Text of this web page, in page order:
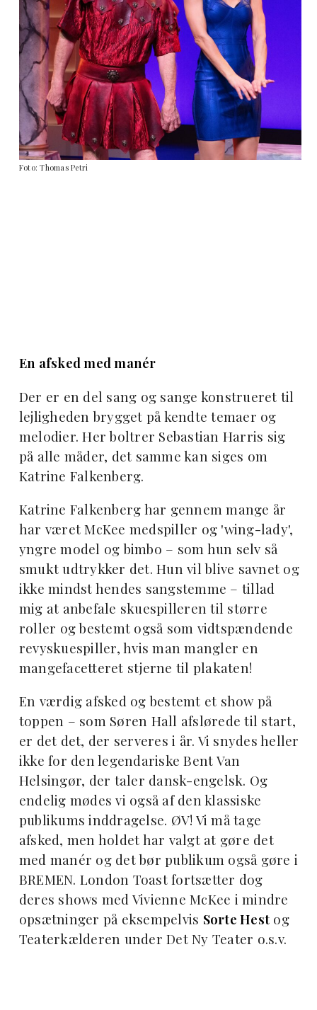
Foto: Thomas Petri
En afsked med manér
Der er en del sang og sange konstrueret til
lejligheden brygget på kendte temaer og
melodier. Her boltrer Sebastian Harris sig
på alle måder, det samme kan siges om
Katrine Falkenberg.
Katrine Falkenberg har gennem mange år
har været McKee medspiller og 'wing-lady',
yngre model og bimbo – som hun selv så
smukt udtrykker det. Hun vil blive savnet og
ikke mindst hendes sangstemme – tillad
mig at anbefale skuespilleren til større
roller og bestemt også som vidtspændende
revyskuespiller, hvis man mangler en
mangefacetteret stjerne til plakaten!
En værdig afsked og bestemt et show på
toppen – som Søren Hall afslørede til start,
er det det, der serveres i år. Vi snydes heller
ikke for den legendariske Bent Van
Helsingør, der taler dansk-engelsk. Og
endelig mødes vi også af den klassiske
publikums inddragelse. ØV! Vi må tage
afsked, men holdet har valgt at gøre det
med manér og det bør publikum også gøre i
BREMEN. London Toast fortsætter dog
deres shows med Vivienne McKee i mindre
opsætninger på eksempelvis Sorte Hest og
Teaterkælderen under Det Ny Teater o.s.v.